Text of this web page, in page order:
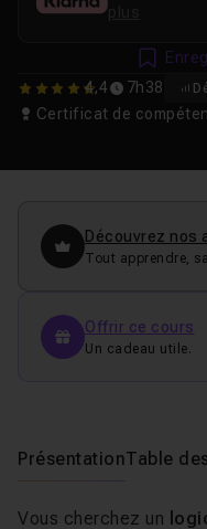
4.4444444444444
4,4 7h38
Certificat de
Découvrez nos
Tout apprendre,
Offrir ce cours
Un cadeau utile.
PrésentationTable
Vous cherchez un